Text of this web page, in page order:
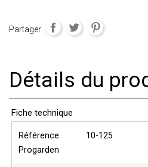
Partager
Détails du
Fiche technique
Référence
Progarden
10-125